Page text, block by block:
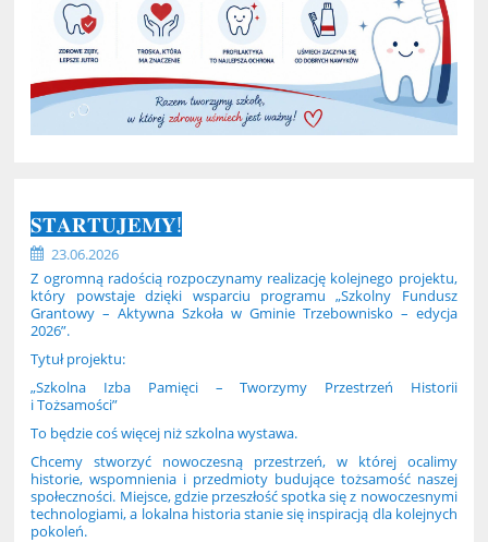
𝐒𝐓𝐀𝐑𝐓𝐔𝐉𝐄𝐌𝐘!
23.06.2026
Z ogromną radością rozpoczynamy realizację kolejnego projektu,
który powstaje dzięki wsparciu programu „Szkolny Fundusz
Grantowy – Aktywna Szkoła w Gminie Trzebownisko – edycja
2026”.
Tytuł projektu:
„Szkolna Izba Pamięci – Tworzymy Przestrzeń Historii
i Tożsamości”
To będzie coś więcej niż szkolna wystawa.
Chcemy stworzyć nowoczesną przestrzeń, w której ocalimy
historie, wspomnienia i przedmioty budujące tożsamość naszej
społeczności. Miejsce, gdzie przeszłość spotka się z nowoczesnymi
technologiami, a lokalna historia stanie się inspiracją dla kolejnych
pokoleń.